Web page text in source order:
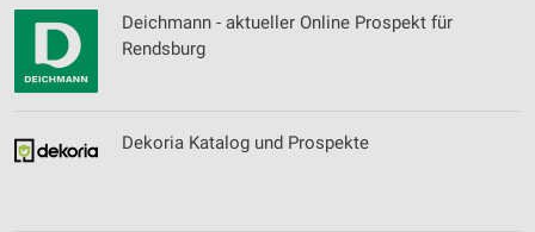
Deichmann - aktueller Online Prospekt für
Rendsburg
Dekoria Katalog und Prospekte